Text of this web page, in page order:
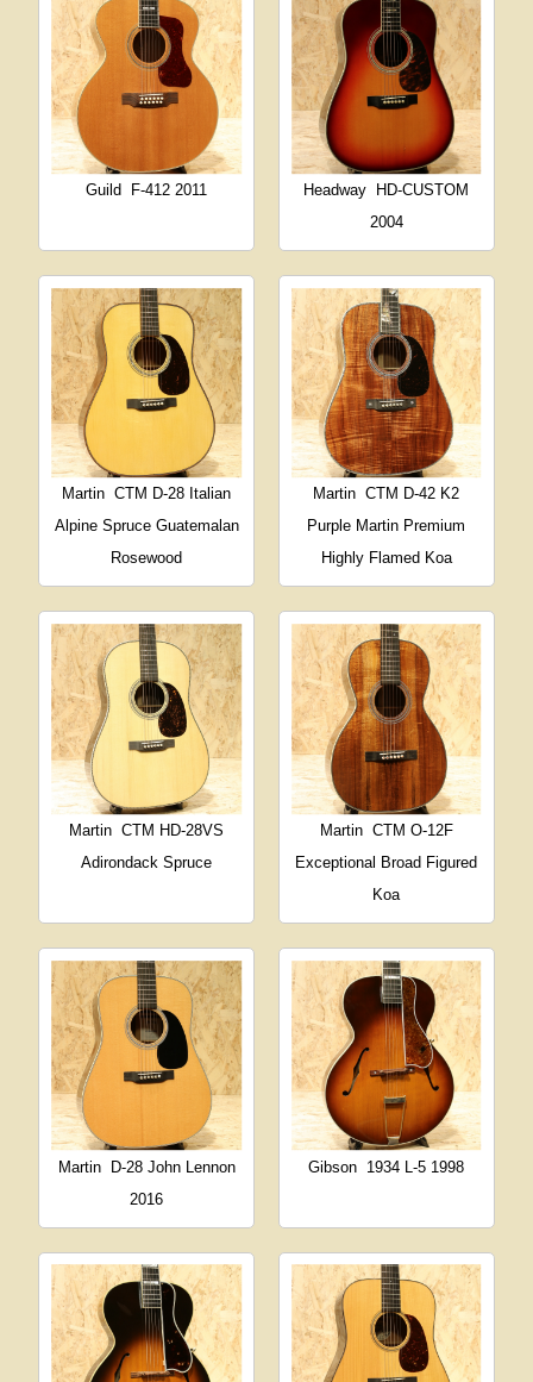
Guild F-412 2011 Headway
HD-CUSTOM
2004
Martin CTM D-28 Italian
Alpine Spruce Guatemalan
Rosewood
Martin CTM D-42 K2
Purple Martin Premium
Highly Flamed Koa
Martin CTM HD-28VS
Adirondack Spruce
Martin CTM O-12F
Exceptional Broad Figured
Koa
Martin
D-28 John Lennon
2016
Gibson 1934 L-5 1998